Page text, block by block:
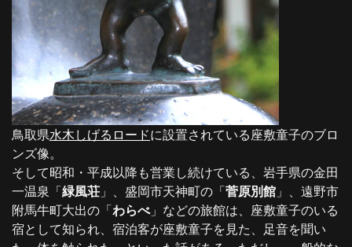
鳥取県水木しげるロードに設置されている座敷童子のブロ
ンズ像。
そして昭和・平成以降も営業し続けている、岩手県の金田
一温泉「緑風荘 」、盛岡市天神町の「菅原別館 」、遠野市
附馬牛町大出の「わらべ」などの旅館は、座敷童子のいる
宿として知られ、宿泊客が座敷童子を見た、足音を聞い